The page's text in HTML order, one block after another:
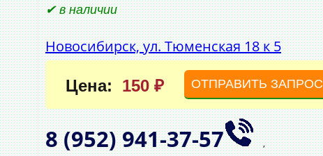
✔ в наличии
Новосибирск, ул. Тюменская 18 к 5
Цена: 150 ₽ ОТПРАВИТЬ ЗАПРОС
8 (952)941‑37‑57 ,